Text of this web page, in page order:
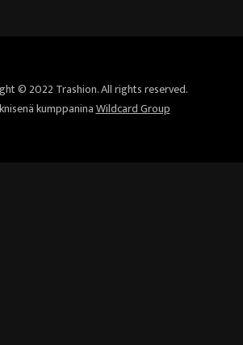
© 2022 Trashion. All rights reserved.
kumppaninaWildcard Group